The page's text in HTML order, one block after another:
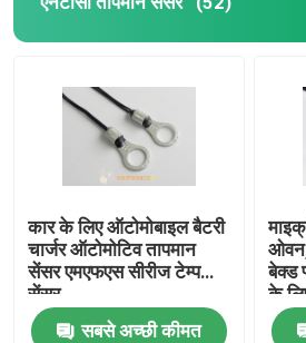
कार के लिए ऑटोमोबाइल बैटरी
चार्जर ऑटोमोटिव तापमान
सेंसर एमएफएस सीरीज टेम्प
सेंसर
सबसे अच्छी कीमत
ओवन,
बेक्ड
के